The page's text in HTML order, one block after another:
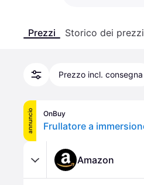
Prezzi Storico dei prezzi
Prezzo incl. consegna
annuncio OnBuy
Amazon